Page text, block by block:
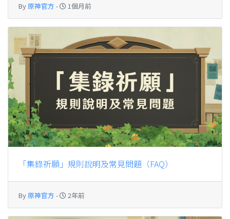
By原神官方 - 1個月前
「集錄祈願」規則說明及常見問題（FAQ）
By原神官方 - 2年前